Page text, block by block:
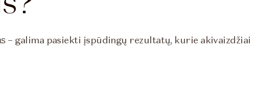
– galima pasiekti įspūdingų rezultatų, kurie akivaizdžiai